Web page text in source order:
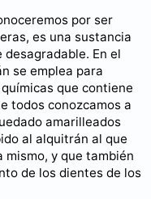
por ser
es una sustancia
En el
se emplea para
que contiene
todos conozcamos a
amarilleados
al alquitrán al que
y que también
de los dientes de los